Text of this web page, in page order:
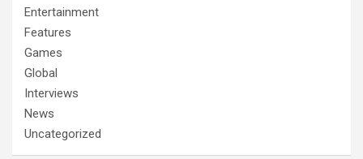
Entertainment
Features
Games
Global
Interviews
News
Uncategorized